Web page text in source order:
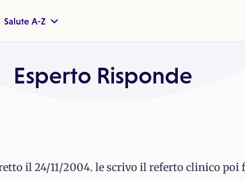
Salute A-Z
Esperto Risponde
il 24/11/2004. le scrivo il referto clinico poi